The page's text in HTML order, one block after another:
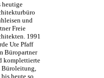
heutige
und
Freie
1991
Ute Pfaff
Büropartner
komplettierte
Büroleitung,
heute so